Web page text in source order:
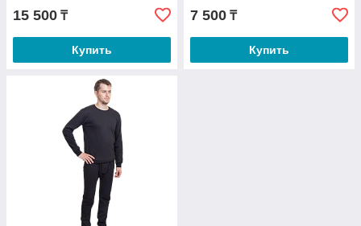
15 500 ₸
Купить
7 500 ₸
Купить